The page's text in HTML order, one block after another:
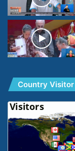
Country Visitor